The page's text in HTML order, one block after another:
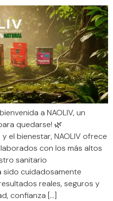
a NAOLIV, un
quedarse! 🌿
el bienestar, NAOLIV ofrece
con los más altos
sanitario
sido cuidadosamente
reales, seguros y
confianza […]